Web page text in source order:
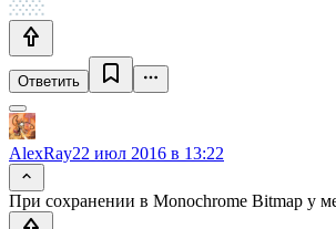
Ответить
AlexRay22 июл 2016 в 13:22
При сохранении в Monochrome Bitmap у